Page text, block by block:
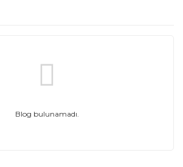
Blog bulunamadı.